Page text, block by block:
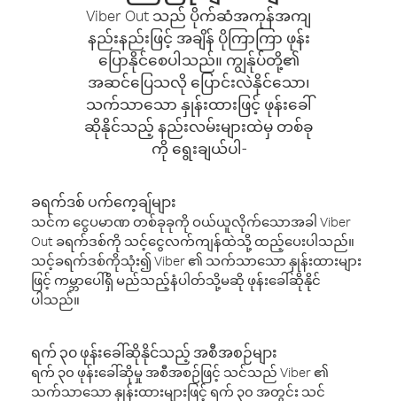
Viber Out သည် ပိုက်ဆံအကုန်အကျ
နည်းနည်းဖြင့် အချိန် ပိုကြာကြာ ဖုန်း
ပြောနိုင်စေပါသည်။ ကျွန်ုပ်တို့၏
အဆင်ပြေသလို ပြောင်းလဲနိုင်သော၊
သက်သာသော နှုန်းထားဖြင့် ဖုန်းခေါ်
ဆိုနိုင်သည့် နည်းလမ်းများထဲမှ တစ်ခု
ကို ရွေးချယ်ပါ-
ခရက်ဒစ် ပက်ကေ့ချ်များ
သင်က ငွေပမာဏ တစ်ခုခုကို ဝယ်ယူလိုက်သောအခါ Viber
Out ခရက်ဒစ်ကို သင့်ငွေလက်ကျန်ထဲသို့ ထည့်ပေးပါသည်။
သင့်ခရက်ဒစ်ကိုသုံး၍ Viber ၏ သက်သာသော နှုန်းထားများ
ဖြင့် ကမ္ဘာပေါ်ရှိ မည်သည့်နံပါတ်သို့မဆို ဖုန်းခေါ်ဆိုနိုင်
ပါသည်။
ရက် ၃၀ ဖုန်းခေါ်ဆိုနိုင်သည့် အစီအစဉ်များ
ရက် ၃၀ ဖုန်းခေါ်ဆိုမှု အစီအစဉ်ဖြင့် သင်သည် Viber ၏
သက်သာသော နှုန်းထားများဖြင့် ရက် ၃၀ အတွင်း သင်